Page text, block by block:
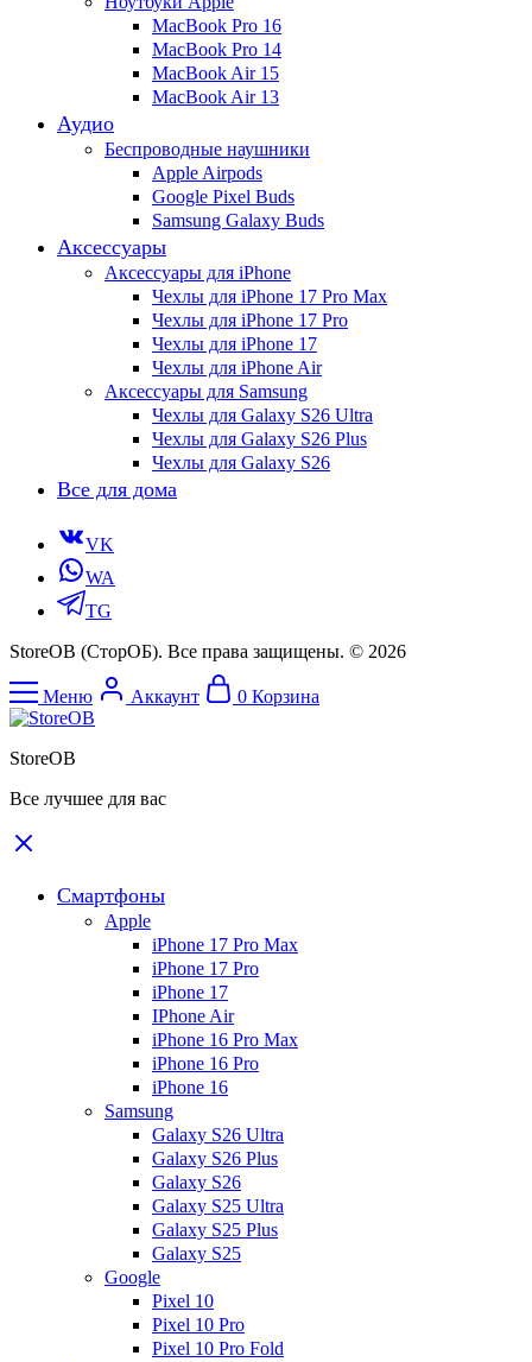
MacBook Pro 16
MacBook Pro 14
MacBook Air 15
MacBook Air 13
Аудио
Беспроводные наушники
Apple Airpods
Google Pixel Buds
Samsung Galaxy Buds
Аксессуары
Аксессуары для iPhone
Чехлы для iPhone 17 Pro Max
Чехлы для iPhone 17 Pro
Чехлы для iPhone 17
Чехлы для iPhone Air
Аксессуары для Samsung
Чехлы для Galaxy S26 Ultra
Чехлы для Galaxy S26 Plus
Чехлы для Galaxy S26
Все для дома
VK
WA
TG
StoreOB (CторОБ). Все права защищены. © 2026
Меню Аккаунт 0 Корзина
StoreOB
Все лучшее для вас
Смартфоны
Apple
iPhone 17 Pro Max
iPhone 17 Pro
iPhone 17
IPhone Air
iPhone 16 Pro Max
iPhone 16 Pro
iPhone 16
Samsung
Galaxy S26 Ultra
Galaxy S26 Plus
Galaxy S26
Galaxy S25 Ultra
Galaxy S25 Plus
Galaxy S25
Google
Pixel 10
Pixel 10 Pro
Pixel 10 Pro Fold